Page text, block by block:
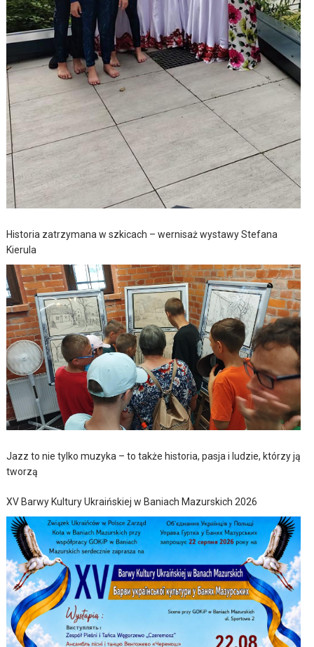
Historia zatrzymana w szkicach – wernisaż wystawy Stefana
Kierula
Jazz to nie tylko muzyka – to także historia, pasja i ludzie, którzy ją
tworzą
XV Barwy Kultury Ukraińskiej w Baniach Mazurskich 2026